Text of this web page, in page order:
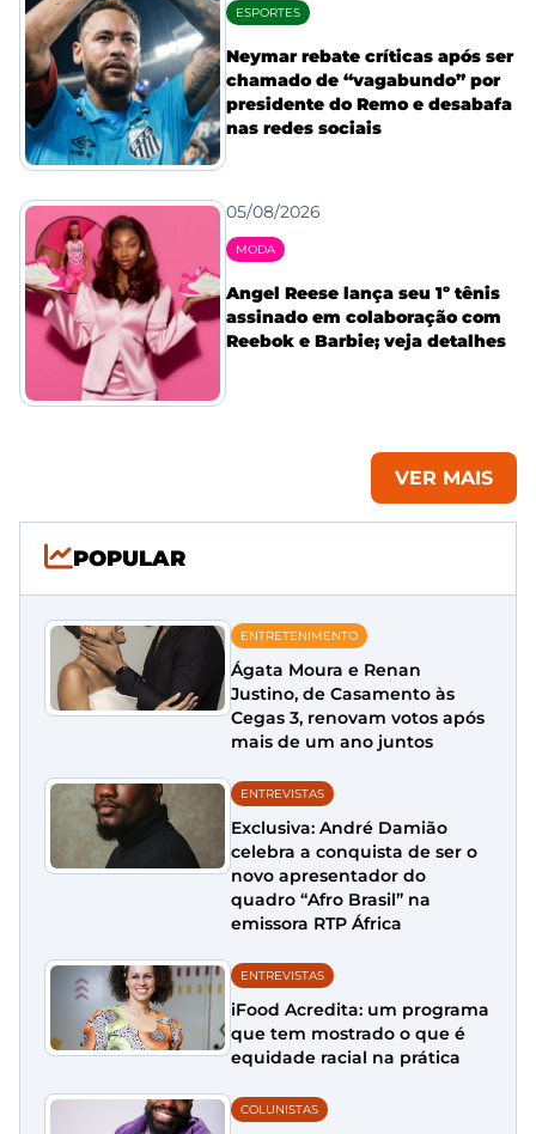
ESPORTES
Neymar rebate críticas após ser
chamado de “vagabundo” por
presidente do Remo e desabafa
nas redes sociais
05/08/2026
MODA
Angel Reese lança seu 1º tênis
assinado em colaboração com
Reebok e Barbie; veja detalhes
VER MAIS
POPULAR
ENTRETENIMENTO
Ágata Moura e Renan
Justino, de Casamento às
Cegas 3, renovam votos após
mais de um ano juntos
ENTREVISTAS
Exclusiva: André Damião
celebra a conquista de ser o
novo apresentador do
quadro “Afro Brasil” na
emissora RTP África
ENTREVISTAS
iFood Acredita: um programa
que tem mostrado o que é
equidade racial na prática
COLUNISTAS